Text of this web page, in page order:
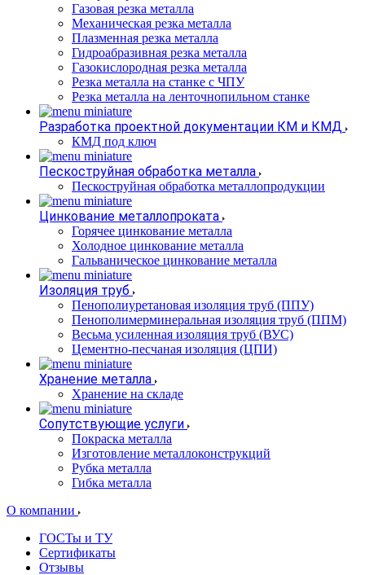
Газовая резка металла
Механическая резка металла
Плазменная резка металла
Гидроабразивная резка металла
Газокислородная резка металла
Резка металла на станке с ЧПУ
Резка металла на ленточнопильном станке
Разработка проектной документации КМ и КМД
КМД под ключ
Пескоструйная обработка металла
Пескоструйная обработка металлопродукции
Цинкование металлопроката
Горячее цинкование металла
Холодное цинкование металла
Гальваническое цинкование металла
Изоляция труб
Пенополиуретановая изоляция труб (ППУ)
Пенополимерминеральная изоляция труб (ППМ)
Весьма усиленная изоляция труб (ВУС)
Цементно-песчаная изоляция (ЦПИ)
Хранение металла
Хранение на складе
Сопутствующие услуги
Покраска металла
Изготовление металлоконструкций
Рубка металла
Гибка металла
О компании
ГОСТы и ТУ
Сертификаты
Отзывы